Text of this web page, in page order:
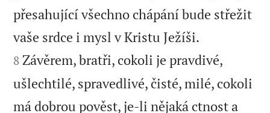
přesahující všechno chápání bude střežit
vaše srdce i mysl v Kristu Ježíši.
8 Závěrem, bratři, cokoli je pravdivé,
ušlechtilé, spravedlivé, čisté, milé, cokoli
má dobrou pověst, je-li nějaká ctnost a